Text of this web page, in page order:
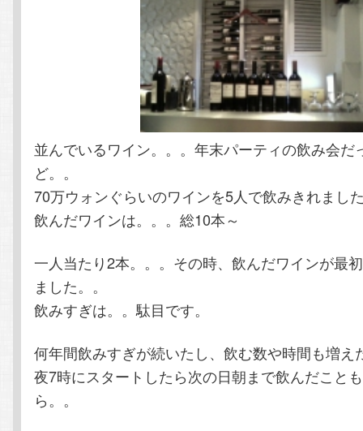
並んでいるワイン。。。年末パーティの飲み会だ
ど。。
70万ウォンぐらいのワインを5人で飲みきれまし
飲んだワインは。。。総10本～
一人当たり2本。。。その時、飲んだワインが最
ました。。
飲みすぎは。。駄目です。
何年間飲みすぎが続いたし、飲む数や時間も増え
夜7時にスタートしたら次の日朝まで飲んだこと
ら。。